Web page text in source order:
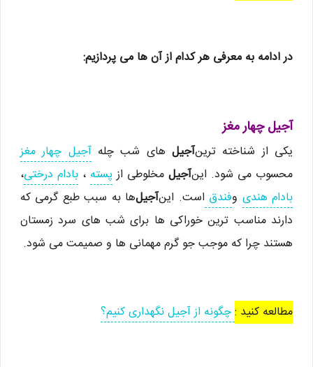
در ادامه به معرفی هر کدام از آن ها می پردازیم:
آجیل چهار مغز
یکی از شناخته ترینآجیلهای شب چلهآجیل چهار مغز
محسوب می شود. اینآجیل مخلوطی ازپسته ، بادام درختی،
بادام هندی وفندق است. اینآجیلها به سبب طبع گرمی که
دارند مناسب ترین خوراکی ها برای شب های سرد زمستان
هستند چرا که موجب جو گرم مهمانی ها و صمیمت می شود.
مطالعه کنید :چگونه از آجیل نگهداری کنیم؟